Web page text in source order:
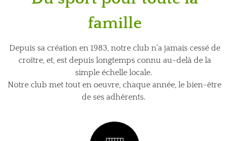
famille
Depuis sa création en 1983, notre club n’a jamais cessé de
croître, et, est depuis longtemps connu au-delà de la
simple échelle locale.
Notre club met tout en oeuvre, chaque année, le bien-être
de ses adhérents.